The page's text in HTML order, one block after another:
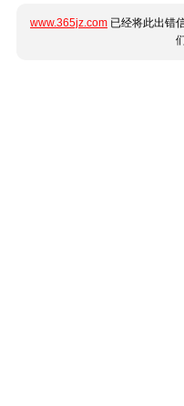
www.365jz.com 已经将此出错